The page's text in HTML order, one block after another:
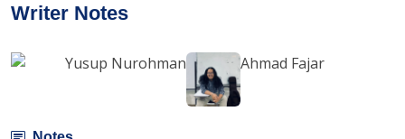
Writer Notes
Yusup Nurohman Ahmad Fajar